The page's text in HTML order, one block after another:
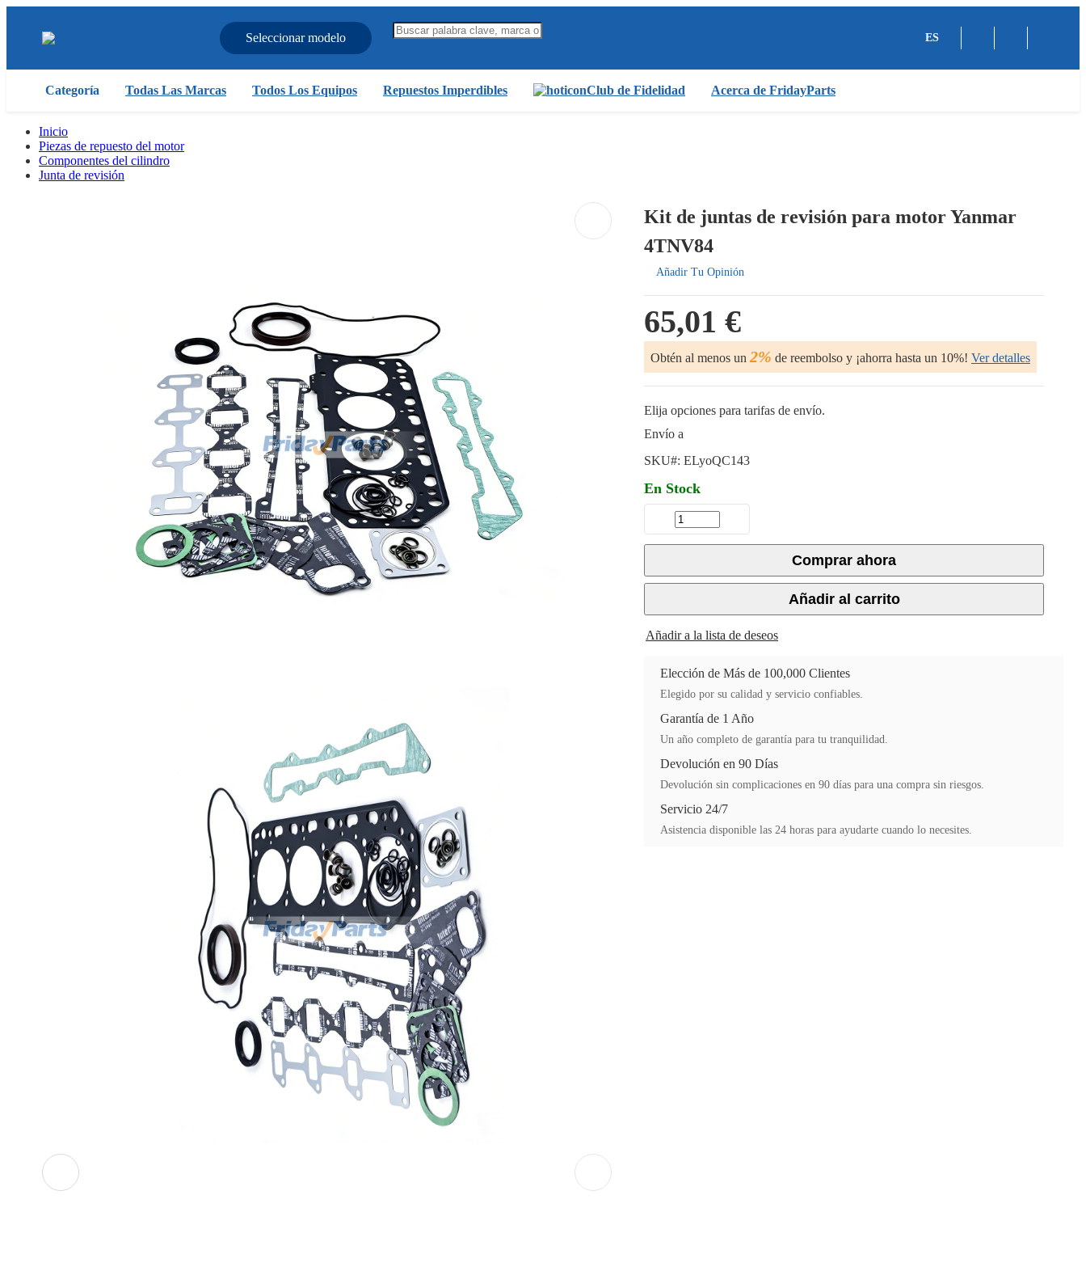
Seleccionar modelo ES
Categoría Todas Las Marcas Todos Los Equipos Repuestos Imperdibles Club de Fidelidad Acerca de FridayParts
Inicio
Piezas de repuesto del motor
Componentes del cilindro
Junta de revisión
Kit de juntas de revisión para motor Yanmar
4TNV84
Añadir Tu Opinión
65,01 €
Obtén al menos un 2% de reembolso y ¡ahorra hasta un 10%! Ver detalles
Elija opciones para tarifas de envío.
Envío a
SKU#: ELyoQC143
En Stock
Comprar ahora
Añadir al carrito
Añadir a la lista de deseos
Elección de Más de 100,000 Clientes
Elegido por su calidad y servicio confiables.
Garantía de 1 Año
Un año completo de garantía para tu tranquilidad.
Devolución en 90 Días
Devolución sin complicaciones en 90 días para una compra sin riesgos.
Servicio 24/7
Asistencia disponible las 24 horas para ayudarte cuando lo necesites.